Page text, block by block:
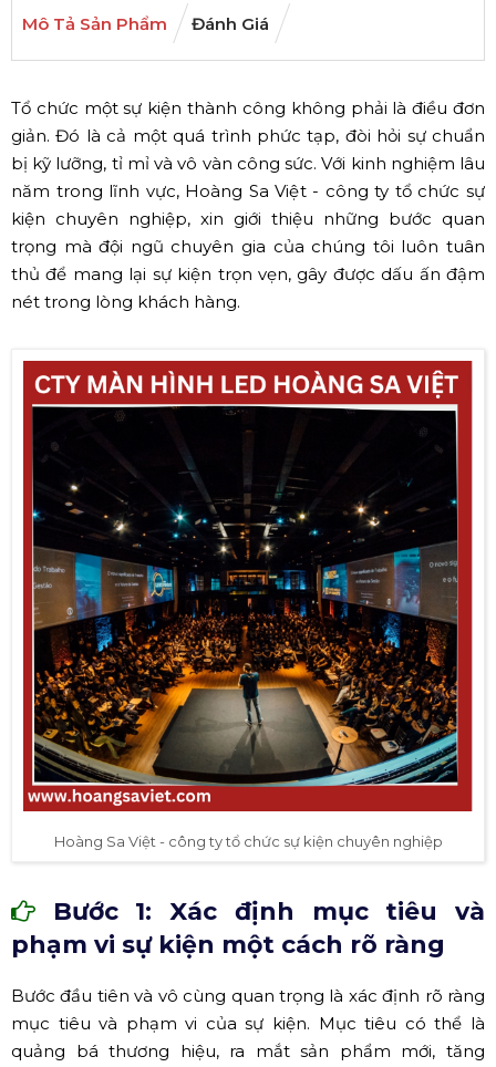
Mô Tả Sản Phẩm Đánh Giá
Tổ chức một sự kiện thành công không phải là điều đơn
giản. Đó là cả một quá trình phức tạp, đòi hỏi sự chuẩn
bị kỹ lưỡng, tỉ mỉ và vô vàn công sức. Với kinh nghiệm lâu
năm trong lĩnh vực, Hoàng Sa Việt - công ty tổ chức sự
kiện chuyên nghiệp, xin giới thiệu những bước quan
trọng mà đội ngũ chuyên gia của chúng tôi luôn tuân
thủ để mang lại sự kiện trọn vẹn, gây được dấu ấn đậm
nét trong lòng khách hàng.
Hoàng Sa Việt - công ty tổ chức sự kiện chuyên nghiệp
Bước 1: Xác định mục tiêu và
phạm vi sự kiện một cách rõ ràng
Bước đầu tiên và vô cùng quan trọng là xác định rõ ràng
mục tiêu và phạm vi của sự kiện. Mục tiêu có thể là
quảng bá thương hiệu, ra mắt sản phẩm mới, tăng